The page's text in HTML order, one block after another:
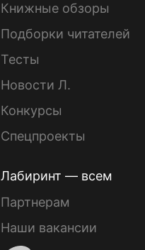
Книжные обзоры
Подборки читателей
Тесты
Новости Л.
Конкурсы
Спецпроекты
Лабиринт — всем
Партнерам
Наши вакансии